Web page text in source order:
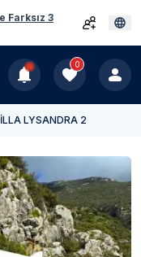
Farksız 3
0
LYSANDRA 2